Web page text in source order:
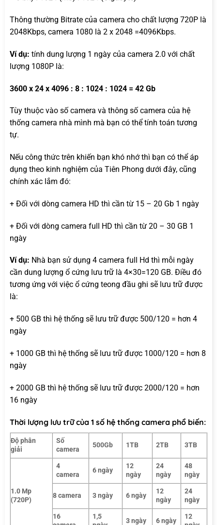
Thông thường Bitrate của camera cho chất lượng 720P là
2048Kbps, camera 1080 là 2 x 2048 =4096Kbps.
Ví dụ: tính dung lượng 1 ngày của camera 2.0 với chất
lượng 1080P là:
3600 x 24 x 4096 : 8 : 1024 : 1024 = 42 Gb
Tùy thuộc vào số camera và thông số camera của hệ
thống camera nhà mình mà bạn có thể tính toán tương
tự.
Nếu công thức trên khiến bạn khó nhớ thì bạn có thể áp
dụng theo kinh nghiệm của Tiên Phong dưới đây, cũng
chính xác lắm đó:
+ Đối với dòng camera HD thì cần từ 15 – 20 Gb 1 ngày
+ Đối với dòng camera full HD thì cần từ 20 – 30 GB 1
ngày
Ví dụ: Nhà bạn sử dụng 4 camera full Hd thì mỗi ngày
cần dung lượng ổ cứng lưu trữ là 4×30=120 GB. Điều đó
tương ứng với việc ổ cứng teong đầu ghi sẽ lưu trữ được
là:
+ 500 GB thì hệ thống sẽ lưu trữ được 500/120 = hơn 4
ngày
+ 1000 GB thì hệ thống sẽ lưu trữ được 1000/120 = hơn 8
ngày
+ 2000 GB thì hệ thống sẽ lưu trữ được 2000/120 = hơn
16 ngày
Thời lượng lưu trữ của 1 số hệ thống camera phổ biến:
Độ phân
giải
Số
camera
500Gb 1TB 2TB 3TB
1.0 Mp
(720P)
4
camera
6 ngày
12
ngày
24
ngày
48
ngày
8 camera 3 ngày 6 ngày
12
ngày
24
ngày
16
1,5
3 ngày 6 ngày
12